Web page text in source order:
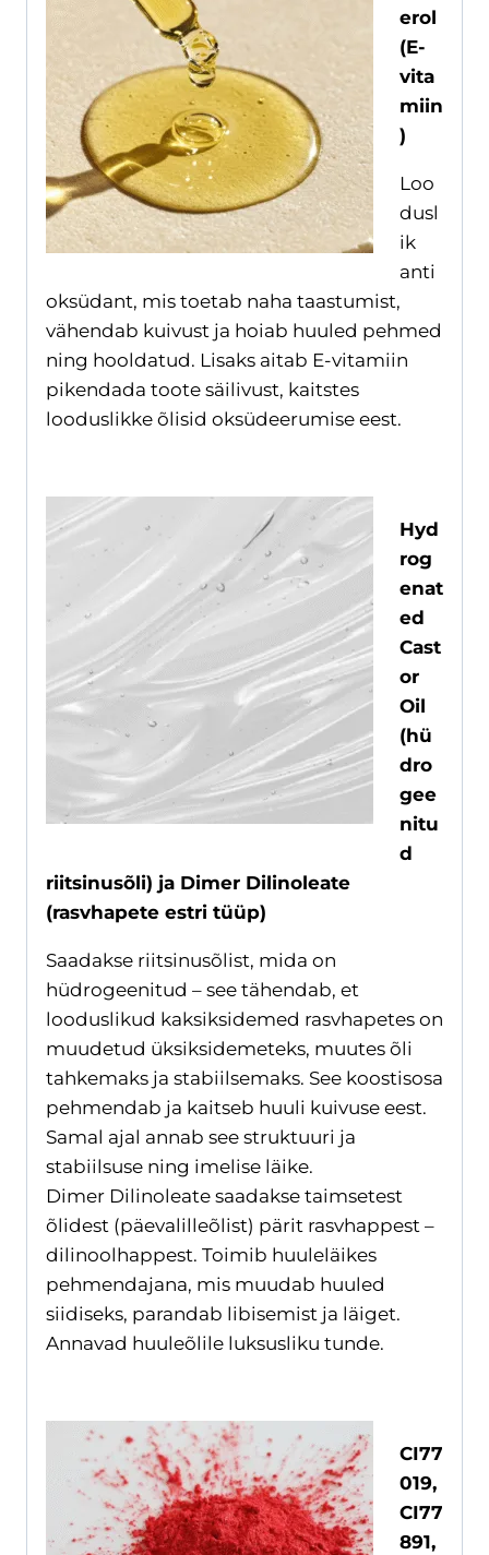
erol
(E-
vita
miin
)
Loo
dusl
ik
anti
oksüdant, mis toetab naha taastumist,
vähendab kuivust ja hoiab huuled pehmed
ning hooldatud. Lisaks aitab E-vitamiin
pikendada toote säilivust, kaitstes
looduslikke õlisid oksüdeerumise eest.
Hyd
rog
enat
ed
Cast
or
Oil
(hü
dro
gee
nitu
d
riitsinusõli) ja Dimer Dilinoleate
(rasvhapete estri tüüp)
Saadakse riitsinusõlist, mida on
hüdrogeenitud – see tähendab, et
looduslikud kaksiksidemed rasvhapetes on
muudetud üksiksidemeteks, muutes õli
tahkemaks ja stabiilsemaks. See koostisosa
pehmendab ja kaitseb huuli kuivuse eest.
Samal ajal annab see struktuuri ja
stabiilsuse ning imelise läike.
Dimer Dilinoleate saadakse taimsetest
õlidest (päevalilleõlist) pärit rasvhappest –
dilinoolhappest. Toimib huuleläikes
pehmendajana, mis muudab huuled
siidiseks, parandab libisemist ja läiget.
Annavad huuleõlile luksusliku tunde.
CI77
019,
CI77
891,